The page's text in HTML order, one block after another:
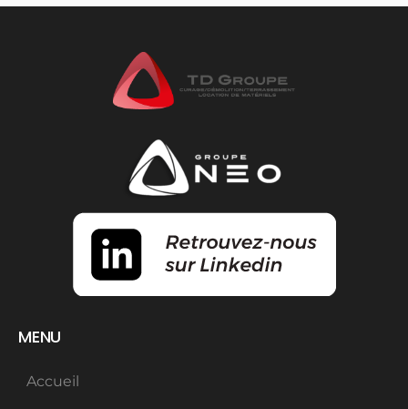
MENU
Accueil